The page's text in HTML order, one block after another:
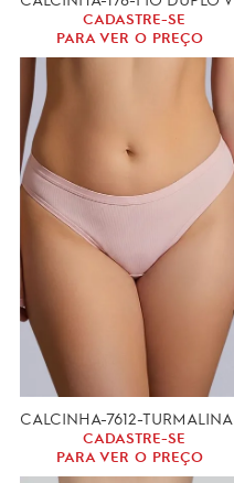
CADASTRE-SE
PARA VER O PREÇO
CADASTRE-SE
PARA VER O PREÇO